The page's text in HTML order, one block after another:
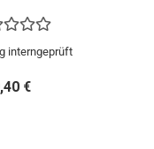
interngeprüft
€